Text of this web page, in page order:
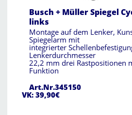
Busch + Müller Spiegel
links
Montage auf dem Lenker,
Spiegelarm mit
integrierter
Lenkerdurchmesser
22,2 mm drei Rastpositionen
Funktion
Art.Nr.345150
VK: 39,90€